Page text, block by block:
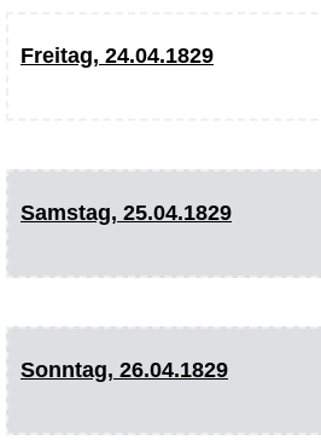
Freitag, 24.04.1829
Samstag, 25.04.1829
Sonntag, 26.04.1829